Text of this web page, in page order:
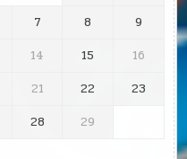
7 8
9
14 15
16
21 22
23
28
29